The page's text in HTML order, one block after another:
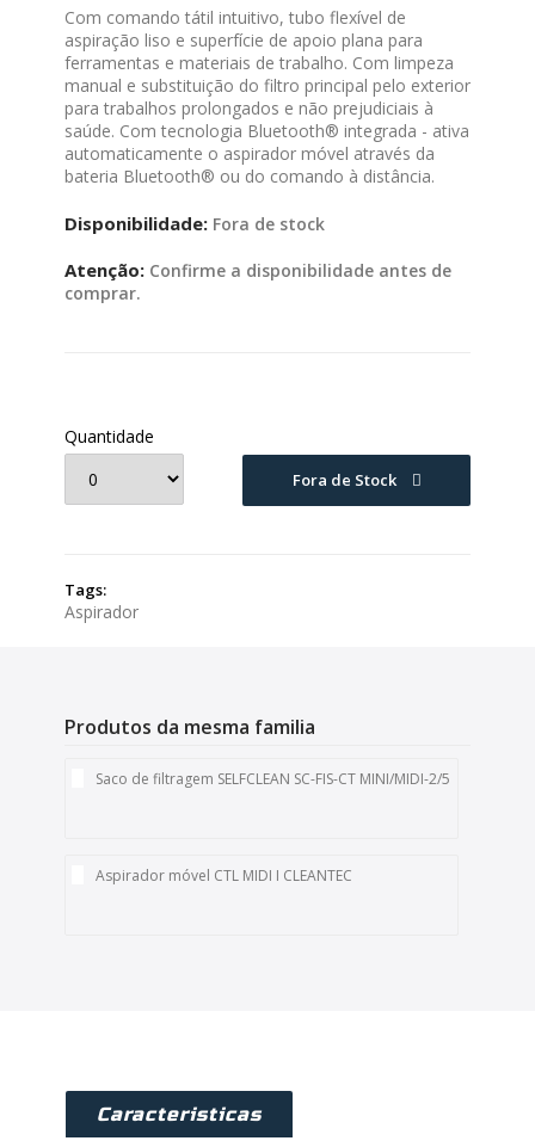
Com comando tátil intuitivo, tubo flexível de
aspiração liso e superfície de apoio plana para
ferramentas e materiais de trabalho. Com limpeza
manual e substituição do filtro principal pelo exterior
para trabalhos prolongados e não prejudiciais à
saúde. Com tecnologia Bluetooth® integrada - ativa
automaticamente o aspirador móvel através da
bateria Bluetooth® ou do comando à distância.
Disponibilidade: Fora de stock
Atenção: Confirme a disponibilidade antes de
comprar.
Quantidade
Fora de Stock
Tags:
Aspirador
Produtos da mesma familia
Saco de filtragem SELFCLEAN SC-FIS-CT MINI/MIDI-2/5
Aspirador móvel CTL MIDI I CLEANTEC
Caracteristicas